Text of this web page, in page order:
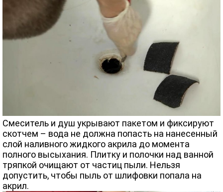
Смеситель и душ укрывают пакетом и фиксируют
скотчем – вода не должна попасть на нанесенный
слой наливного жидкого акрила до момента
полного высыхания. Плитку и полочки над ванной
тряпкой очищают от частиц пыли. Нельзя
допустить, чтобы пыль от шлифовки попала на
акрил.